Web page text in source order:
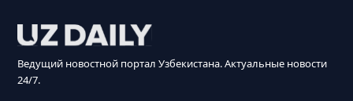
Ведущий новостной портал Узбекистана. Актуальные новости
24/7.